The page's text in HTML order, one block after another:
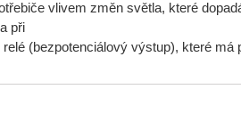
vlivem změn světla, které
při
(bezpotenciálový výstup), které má